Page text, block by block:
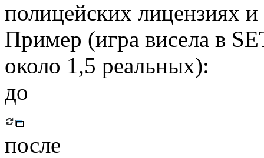
полицейских лицензиях и
Пример (игра висела в
около 1,5 реальных):
до
после